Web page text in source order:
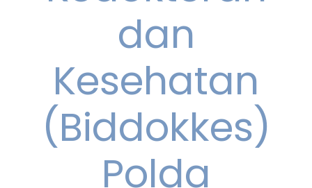
dan
Kesehatan
(Biddokkes)
Polda